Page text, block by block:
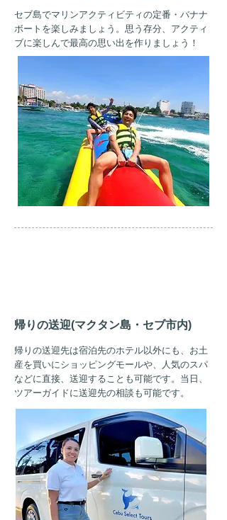
​セブ島でマリンアクティビティの定番・バナナ
ボートを楽しみましょう。思う存分、アクティ
ブに楽しんで最高の思い出を作りましょう！
帰りの送迎(マクタン島・セブ市内)
帰りの送迎先は宿泊先のホテル以外にも、お土
産を買いにショッピングモールや、人気のスパ
などに直接、送迎することも可能です。当日、
ツアーガイドに送迎先の相談も可能です。